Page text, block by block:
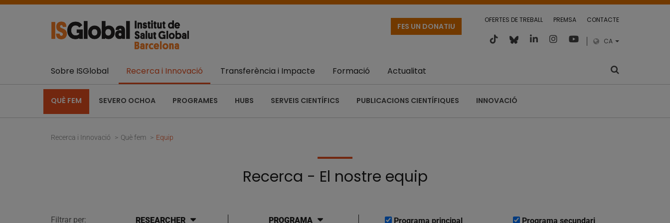
OFERTES DE TREBALL PREMSA CONTACTE
CA
FES UN DONATIU
Sobre ISGlobal Recerca i Innovació
QUÈ FEM SEVERO OCHOA PROGRAMES HUBS SERVEIS CIENTÍFICS PUBLICACIONS CIENTÍFIQUES INNOVACIÓ
Transferència i Impacte Formació Actualitat
Recerca i Innovació Què fem Equip
Recerca - El nostre equip
Filtrar per: RESEARCHER PROGRAMA Programa principal Programa secundari